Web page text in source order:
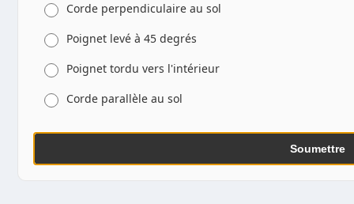
Corde perpendiculaire au sol
Poignet levé à 45 degrés
Poignet tordu vers l'intérieur
Corde parallèle au sol
Soumettre